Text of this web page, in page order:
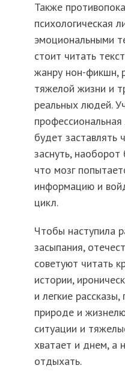
Также
психологическая
эмоциональными
стоит читать
жанру нон-фикшн,
тяжелой жизни и
реальных людей.
будет заставлять
заснуть,
что мозг
информацию и
цикл.
Чтобы наступила
засыпания,
советуют читать
истории,
и легкие
природе и
ситуации и
хватает и днем, а
отдыхать.